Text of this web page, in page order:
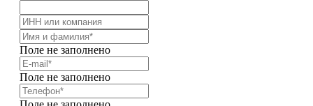
Поле не заполнено
Поле не заполнено